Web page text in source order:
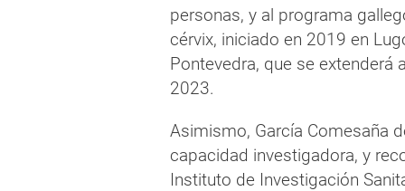
personas, y al programa
cérvix, iniciado en 2019 en
Pontevedra, que se extenderá
2023.
Asimismo, García Comesaña
capacidad investigadora, y
Instituto de Investigación